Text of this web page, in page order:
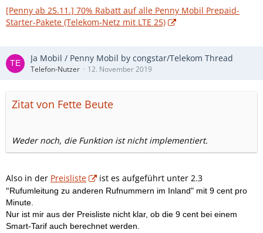
[Penny ab 25.11.] 70% Rabatt auf alle Penny Mobil Prepaid-
Starter-Pakete (Telekom-Netz mit LTE 25)
Ja Mobil / Penny Mobil by congstar/Telekom Thread
Telefon-Nutzer 12. November 2019
Zitat von Fette Beute
Weder noch, die Funktion ist nicht implementiert.
Also in der Preisliste
ist es aufgeführt unter 2.3
"Rufumleitung zu anderen Rufnummern im Inland" mit 9 cent pro
Minute.
Nur ist mir aus der Preisliste nicht klar, ob die 9 cent bei einem
Smart-Tarif auch berechnet werden.